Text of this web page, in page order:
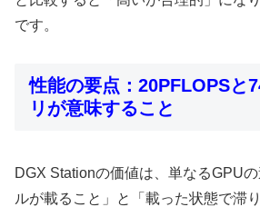
です。
性能の要点：20PFLOPSと
リが意味すること
DGX Stationの価値は、単なるGPU
ルが載ること」と「載った状態で滞